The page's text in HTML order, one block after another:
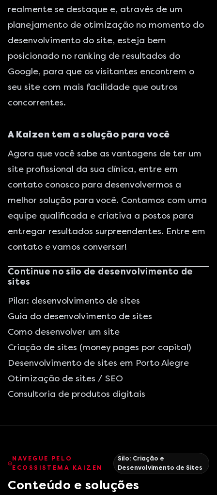
realmente se destaque e, através de um
planejamento de otimização no momento do
desenvolvimento do site, esteja bem
posicionado no ranking de resultados do
Google, para que os visitantes encontrem o
seu site com mais facilidade que outros
concorrentes.
A Kaizen tem a solução para você
Agora que você sabe as vantagens de ter um
site profissional da sua clínica, entre em
contato conosco para desenvolvermos a
melhor solução para você. Contamos com uma
equipe qualificada e criativa a postos para
entregar resultados surpreendentes. Entre em
contato e vamos conversar!
Continue no silo de desenvolvimento de
sites
Pilar: desenvolvimento de sites
Guia do desenvolvimento de sites
Como desenvolver um site
Criação de sites (money pages por capital)
Desenvolvimento de sites em Porto Alegre
Otimização de sites / SEO
Consultoria de produtos digitais
NAVEGUE PELO
ECOSSISTEMA KAIZEN
Silo: Criação e
Desenvolvimento de Sites
Conteúdo e soluções